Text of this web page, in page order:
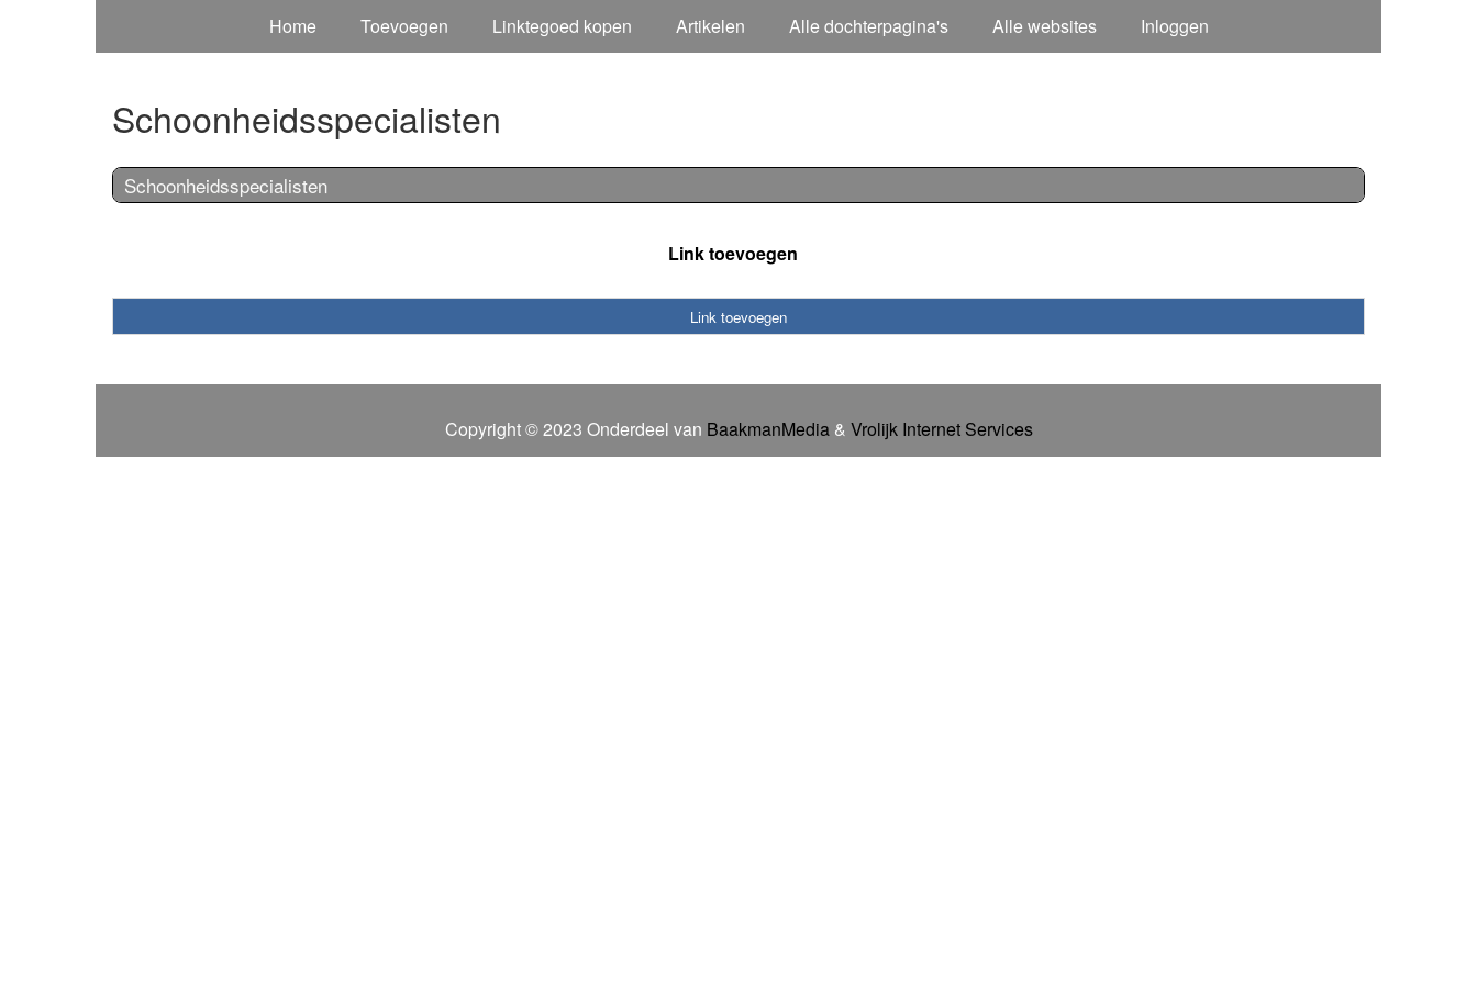
Home Toevoegen Linktegoed kopen Artikelen Alle dochterpagina's Alle websites Inloggen
Schoonheidsspecialisten
Schoonheidsspecialisten
Link toevoegen
Link toevoegen
Copyright © 2023 Onderdeel van BaakmanMedia& Vrolijk Internet Services